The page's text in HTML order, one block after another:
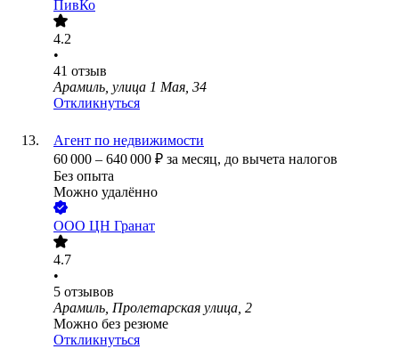
ПивКо
4.2
•
41 отзыв
Арамиль, улица 1 Мая, 34
Откликнуться
Агент по недвижимости
60 000 – 640 000 ₽ за месяц, до вычета налогов
Без опыта
Можно удалённо
ООО ЦН Гранат
4.7
•
5 отзывов
Арамиль, Пролетарская улица, 2
Можно без резюме
Откликнуться